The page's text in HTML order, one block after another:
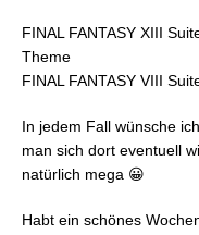
FINAL FANTASY XIII
Theme
FINAL FANTASY VIII
In jedem Fall wünsche
man sich dort eventuell
natürlich mega 😀
Habt ein schönes